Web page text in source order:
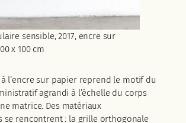
sensible, 2017, encre sur
x 100 cm
l’encre sur papier reprend le motif du
agrandi à l’échelle du corps
matrice. Des matériaux
se rencontrent : la grille orthogonale